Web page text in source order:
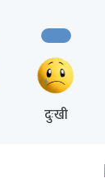
दुःखी